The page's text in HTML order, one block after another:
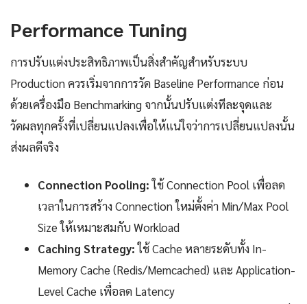
Performance Tuning
การปรับแต่งประสิทธิภาพเป็นสิ่งสำคัญสำหรับระบบ
Production ควรเริ่มจากการวัด Baseline Performance ก่อน
ด้วยเครื่องมือ Benchmarking จากนั้นปรับแต่งทีละจุดและ
วัดผลทุกครั้งที่เปลี่ยนแปลงเพื่อให้แน่ใจว่าการเปลี่ยนแปลงนั้น
ส่งผลดีจริง
Connection Pooling:ใช้ Connection Pool เพื่อลด
เวลาในการสร้าง Connection ใหม่ตั้งค่า Min/Max Pool
Size ให้เหมาะสมกับ Workload
Caching Strategy:ใช้ Cache หลายระดับทั้ง In-
Memory Cache (Redis/Memcached) และ Application-
Level Cache เพื่อลด Latency